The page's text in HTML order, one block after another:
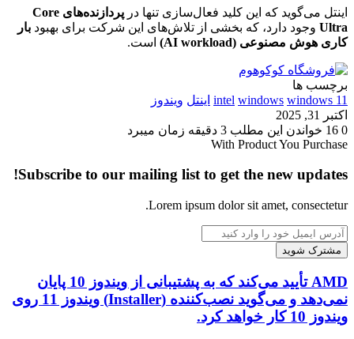
اینتل می‌گوید که این کلید فعال‌سازی تنها در
پردازنده‌های Core
Ultra وجود دارد، که بخشی از تلاش‌های این شرکت برای بهبود بار
کاری هوش مصنوعی (AI workload)
است.
برچسب ها
intel windows windows 11 اینتل ویندوز
اکتبر 31, 2025
0
خواندن این مطلب 3 دقیقه زمان میبرد
With Product You Purchase
Subscribe to our mailing list to get the new updates!
Lorem ipsum dolor sit amet, consectetur.
آدرس
ایمیل
خود
را
وارد
کنید
AMD
تأیید
می‌کند
که
AMD تأیید می‌کند که به پشتیبانی از ویندوز 10 پایان
نمی‌دهد و می‌گوید نصب‌کننده (Installer) ویندوز 11 روی
ویندوز 10 کار خواهد کرد.